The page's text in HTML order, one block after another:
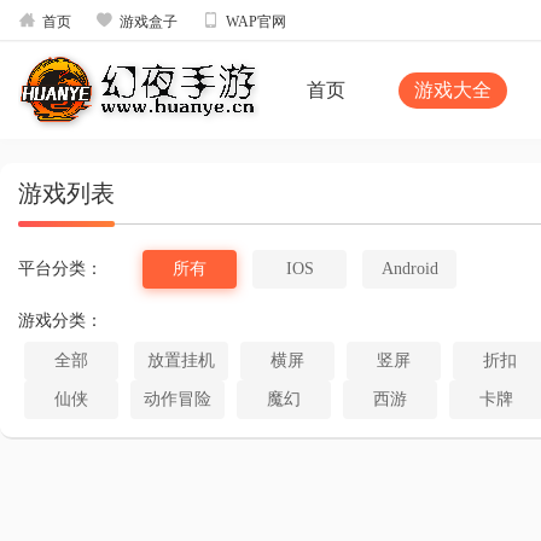
 首页  游戏盒子  WAP官网
首页 游戏大全
游戏列表
平台分类： 所有 IOS Android
游戏分类：
全部 放置挂机 横屏 竖屏 折扣
仙侠 动作冒险 魔幻 西游 卡牌